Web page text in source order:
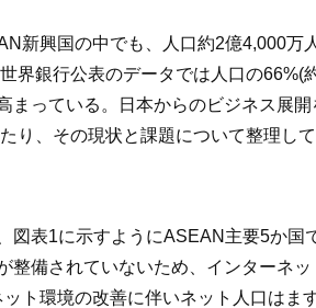
新興国の中でも、人口約2億4,000
界銀行公表のデータでは人口の
まっている。日本からのビジネス展
り、その現状と課題について整理して
図表1に示すようにASEAN主要5か
整備されていないため、インターネ
ト環境の改善に伴いネット人口はま